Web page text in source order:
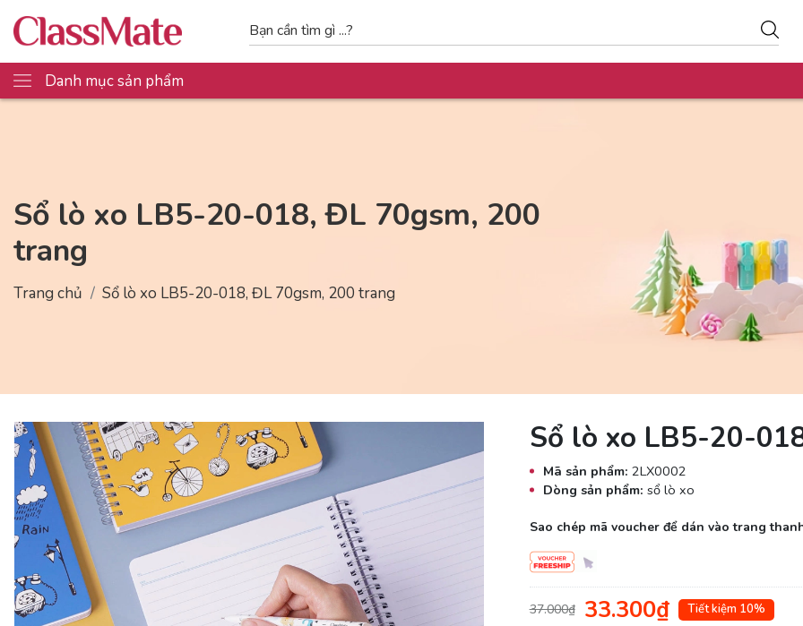
Danh mục sản phẩm
Sổ lò xo LB5-20-018, ĐL 70gsm, 200
trang
Trang chủ Sổ lò xo LB5-20-018, ĐL 70gsm, 200 trang
Sổ lò xo LB5-20-
Mã sản phẩm: 2LX0002
Dòng sản phẩm: sổ lò xo
Sao chép mã voucher để dán vào trang
37.000₫ 33.300₫ Tiết kiệm 10%